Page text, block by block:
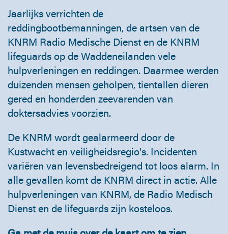
Jaarlijks verrichten de
reddingbootbemanningen, de artsen van de
KNRM Radio Medische Dienst en de KNRM
lifeguards op de Waddeneilanden vele
hulpverleningen en reddingen. Daarmee werden
duizenden mensen geholpen, tientallen dieren
gered en honderden zeevarenden van
doktersadvies voorzien.
De KNRM wordt gealarmeerd door de
Kustwacht en veiligheidsregio's. Incidenten
variëren van levensbedreigend tot loos alarm. In
alle gevallen komt de KNRM direct in actie. Alle
hulpverleningen van KNRM, de Radio Medisch
Dienst en de lifeguards zijn kosteloos.